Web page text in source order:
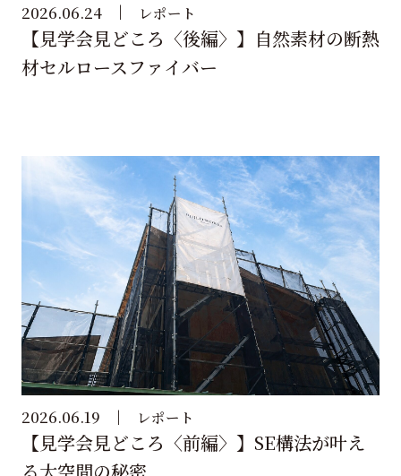
2026.06.24 レポート
【見学会見どころ〈後編〉】自然素材の断熱
材セルロースファイバー
2026.06.19 レポート
【見学会見どころ〈前編〉】SE構法が叶え